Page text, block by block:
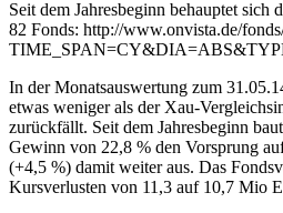
Seit dem Jahresbeginn behauptet sich
82 Fonds: http://www.onvista.de/
In der Monatsauswertung zum
etwas weniger als der Xau-
zurückfällt. Seit dem Jahresbeginn
Gewinn von 22,8 % den Vorsprung
(+4,5 %) damit weiter aus. Das
Kursverlusten von 11,3 auf 10,7 Mio